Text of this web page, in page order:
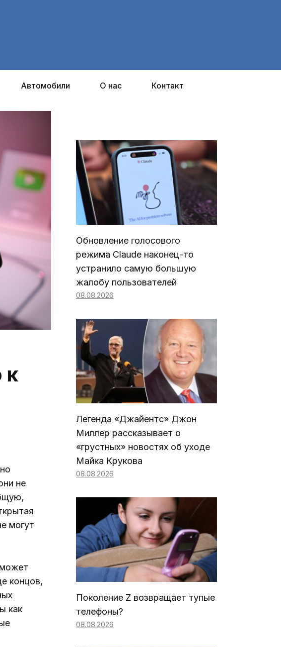
Автомобили О нас Контакт
к
не
могут
концов,
как
Обновление голосового
режима Claude наконец-то
устранило самую большую
жалобу пользователей
08.08.2026
Легенда «Джайентс» Джон
Миллер рассказывает о
«грустных» новостях об уходе
Майка Крукова
08.08.2026
Поколение Z возвращает тупые
телефоны?
08.08.2026